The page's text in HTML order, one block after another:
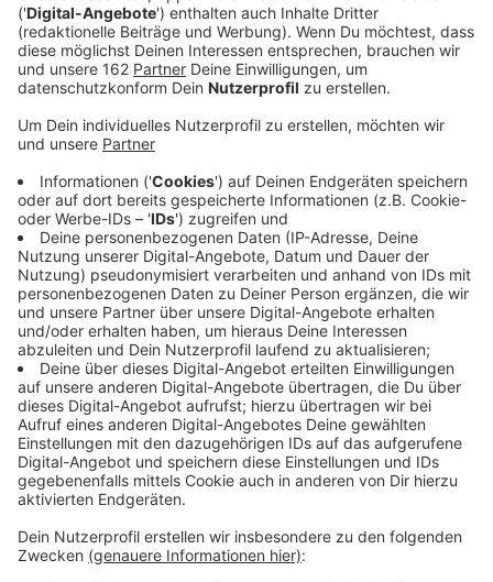
Anzeige
Von Neukirchen-Vluyn nach Moers und Duisburg mit
dem Zug - das könnte einmal Realität werden. Seit
Jahren wird überlegt, die Niederrheinbahn auf der
Strecke wiederzubeleben. Jetzt kommt nochmal
Bewegung in die Pläne. Heute beschäftigt sich die
Moerser Politik mit dem Thema. Erstmal geht es nur
um Planungskosten. 2,3 Millionen Euro müssten
insgesamt investiert werden. Ein großer Teil davon
wird gefördert. Auf die Stadt Moers kämen trotzdem
noch 35tausend Euro zu.
Anzeige
Machbarkeit einer Brücke muss geprüft
werden